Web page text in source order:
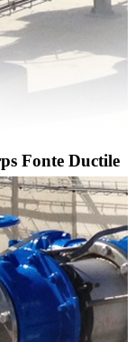
Fonte Ductile